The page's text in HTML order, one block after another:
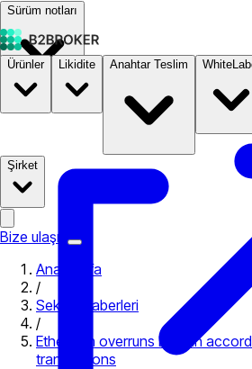
Sürüm notları
Dokümantasyon Fiyatlandırma B2STORE
Ürünler Likidite Anahtar Teslim
Şirket
Bize ulaşın
Ana Sayfa
/
Sektör Haberleri
/
Ethereum overruns Bitcoin
transactions